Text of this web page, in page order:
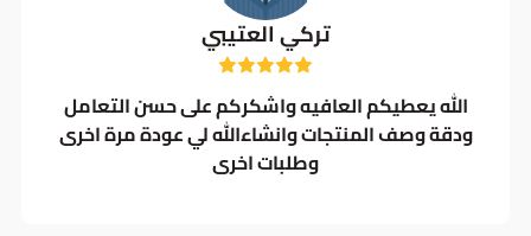
تركي العتيبي
الله يعطيكم العافيه واشكركم على حسن التعامل
ودقة وصف المنتجات وانشاءالله لي عودة مرة اخرى
وطلبات اخرى